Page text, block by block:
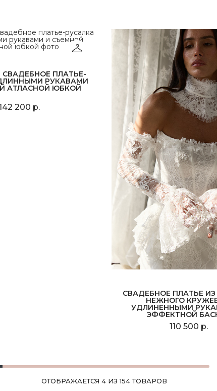
ПЛАТЬЕ-
РУКАВАМИ
АТЛАСНОЙ ЮБКОЙ
200 р.
СВАДЕБНОЕ ПЛАТЬЕ
НЕЖНОГО
УДЛИНЕННЫМИ
ЭФФЕКТНОЙ
110 500 р.
ОТОБРАЖАЕТСЯ 4 ИЗ 154 ТОВАРОВ